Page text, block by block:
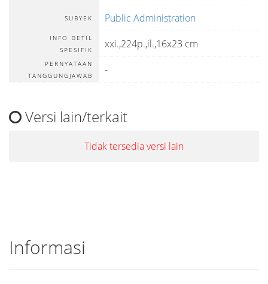
SUBYEK Public Administration
INFO DETIL
SPESIFIK
xxi.,224p.,il.,16x23 cm
PERNYATAAN
TANGGUNGJAWAB
-
Versi lain/terkait
Tidak tersedia versi lain
Informasi